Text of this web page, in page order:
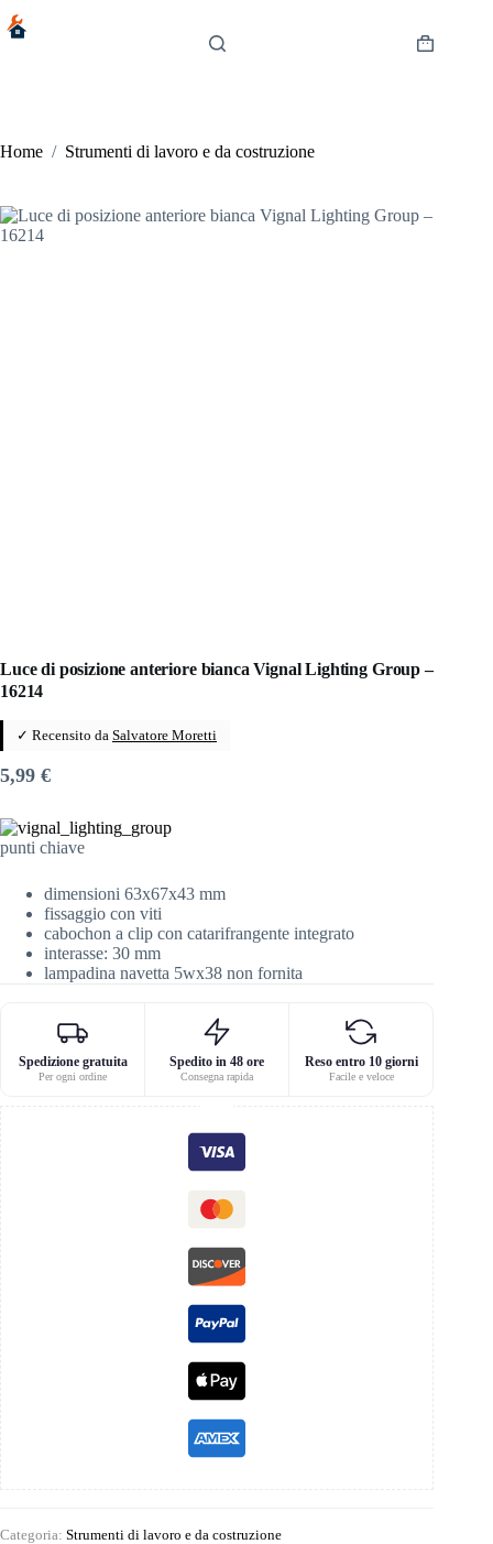
al
Carrello
Home / Strumenti di lavoro e da costruzione
Luce di posizione anteriore bianca Vignal Lighting Group –
16214
✓ Recensito da Salvatore Moretti
5,99 €
punti chiave
dimensioni 63x67x43 mm
fissaggio con viti
cabochon a clip con catarifrangente integrato
interasse: 30 mm
lampadina navetta 5wx38 non fornita
Spedizione gratuita
Per ogni ordine
Spedito in 48 ore
Consegna rapida
Reso entro 10 giorni
Facile e veloce
Categoria: Strumenti di lavoro e da costruzione